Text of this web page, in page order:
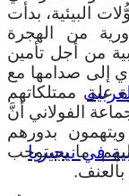
البيئية، بدأت
من الهجرة
من أجل تأمين
إلى صدامها مع
على ممتلكاتهم
الفولاني أنَّ
بدورهم
ما يستوجب